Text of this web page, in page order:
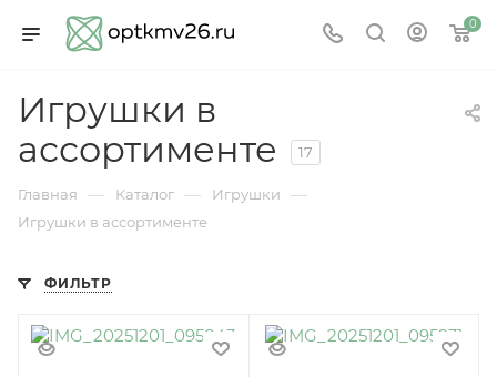
0
Игрушки в
ассортименте
17
Главная — Каталог — Игрушки —
Игрушки в ассортименте
ФИЛЬТР